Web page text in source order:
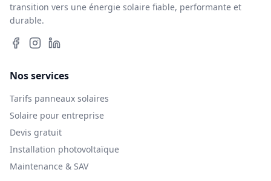
transition vers une énergie solaire fiable, performante et
durable.
Nos services
Tarifs panneaux solaires
Solaire pour entreprise
Devis gratuit
Installation photovoltaïque
Maintenance & SAV